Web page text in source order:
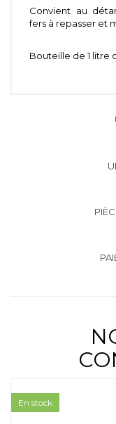
Convient au
fers à repasser et
Bouteille de 1 litre
En stock